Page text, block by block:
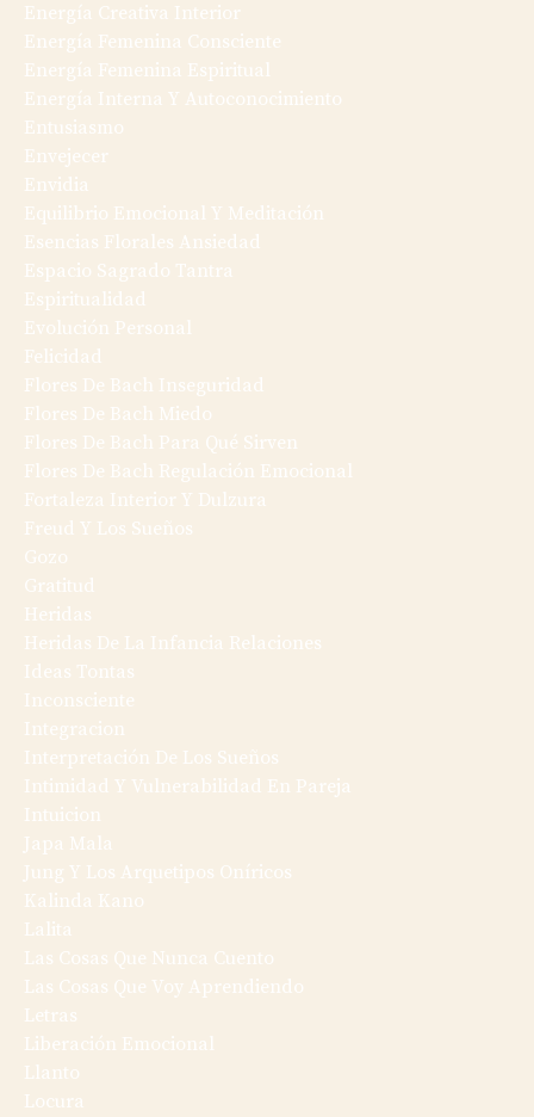
Energía Creativa Interior
Energía Femenina Consciente
Energía Femenina Espiritual
Energía Interna Y Autoconocimiento
Entusiasmo
Envejecer
Envidia
Equilibrio Emocional Y Meditación
Esencias Florales Ansiedad
Espacio Sagrado Tantra
Espiritualidad
Evolución Personal
Felicidad
Flores De Bach Inseguridad
Flores De Bach Miedo
Flores De Bach Para Qué Sirven
Flores De Bach Regulación Emocional
Fortaleza Interior Y Dulzura
Freud Y Los Sueños
Gozo
Gratitud
Heridas
Heridas De La Infancia Relaciones
Ideas Tontas
Inconsciente
Integracion
Interpretación De Los Sueños
Intimidad Y Vulnerabilidad En Pareja
Intuicion
Japa Mala
Jung Y Los Arquetipos Oníricos
Kalinda Kano
Lalita
Las Cosas Que Nunca Cuento
Las Cosas Que Voy Aprendiendo
Letras
Liberación Emocional
Llanto
Locura